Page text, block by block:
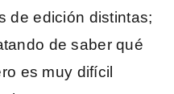
de edición distintas;
de saber qué
es muy difícil